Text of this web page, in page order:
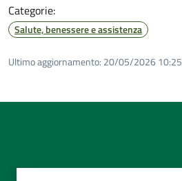
Categorie:
Salute, benessere e assistenza
Ultimo aggiornamento: 20/05/2026